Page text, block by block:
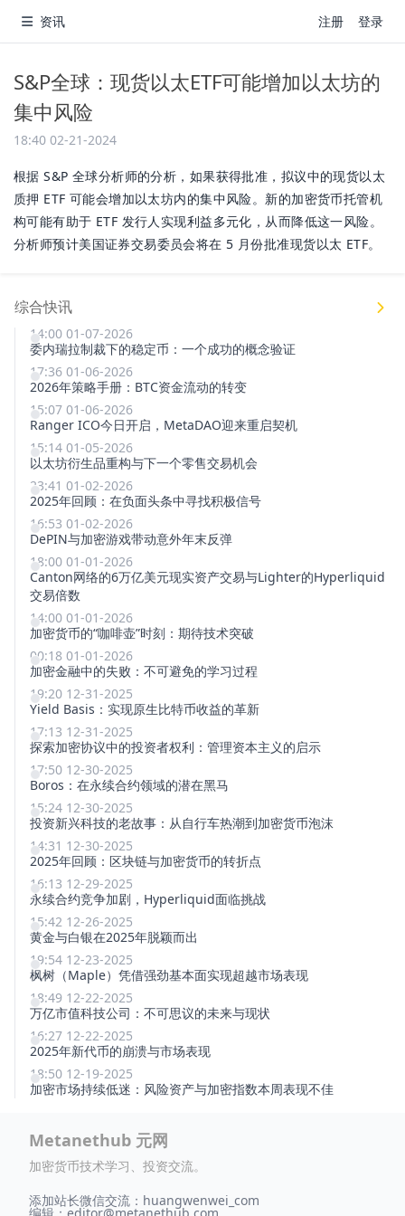
资讯 注册 登录
S&P全球：现货以太ETF可能增加以太坊的
集中风险
18:40 02-21-2024
根据 S&P 全球分析师的分析，如果获得批准，拟议中的现货以太
质押 ETF 可能会增加以太坊内的集中风险。新的加密货币托管机
构可能有助于 ETF 发行人实现利益多元化，从而降低这一风险。
分析师预计美国证券交易委员会将在 5 月份批准现货以太 ETF。
综合快讯
14:00 01-07-2026
委内瑞拉制裁下的稳定币：一个成功的概念验证
17:36 01-06-2026
2026年策略手册：BTC资金流动的转变
15:07 01-06-2026
Ranger ICO今日开启，MetaDAO迎来重启契机
15:14 01-05-2026
以太坊衍生品重构与下一个零售交易机会
23:41 01-02-2026
2025年回顾：在负面头条中寻找积极信号
16:53 01-02-2026
DePIN与加密游戏带动意外年末反弹
18:00 01-01-2026
Canton网络的6万亿美元现实资产交易与Lighter的Hyperliquid
交易倍数
14:00 01-01-2026
加密货币的“咖啡壶”时刻：期待技术突破
00:18 01-01-2026
加密金融中的失败：不可避免的学习过程
19:20 12-31-2025
Yield Basis：实现原生比特币收益的革新
17:13 12-31-2025
探索加密协议中的投资者权利：管理资本主义的启示
17:50 12-30-2025
Boros：在永续合约领域的潜在黑马
15:24 12-30-2025
投资新兴科技的老故事：从自行车热潮到加密货币泡沫
14:31 12-30-2025
2025年回顾：区块链与加密货币的转折点
16:13 12-29-2025
永续合约竞争加剧，Hyperliquid面临挑战
15:42 12-26-2025
黄金与白银在2025年脱颖而出
19:54 12-23-2025
枫树（Maple）凭借强劲基本面实现超越市场表现
18:49 12-22-2025
万亿市值科技公司：不可思议的未来与现状
16:27 12-22-2025
2025年新代币的崩溃与市场表现
18:50 12-19-2025
加密市场持续低迷：风险资产与加密指数本周表现不佳
Metanethub 元网
加密货币技术学习、投资交流。
添加站长微信交流：huangwenwei_com